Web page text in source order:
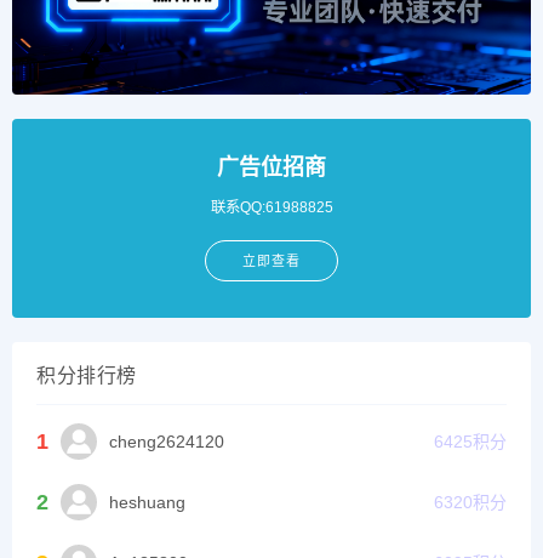
广告位招商
联系QQ:61988825
立即查看
积分排行榜
1 cheng2624120 6425积分
2 heshuang 6320积分